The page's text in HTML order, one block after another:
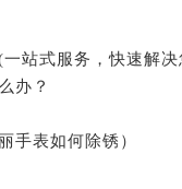
）
（需提前预约）
需提前预约）
办？
手表如何除锈）